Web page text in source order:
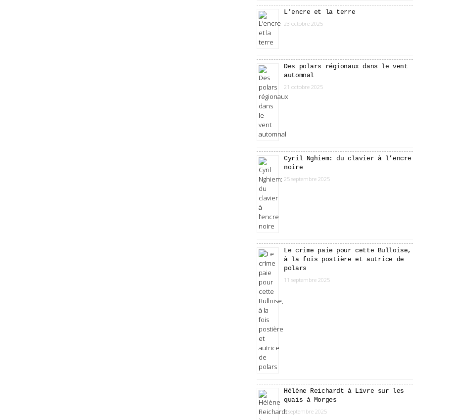
L’encre et la terre
23 octobre 2025
Des polars régionaux dans le vent
automnal
21 octobre 2025
Cyril Nghiem: du clavier à l’encre
noire
25 septembre 2025
Le crime paie pour cette Bulloise,
à la fois postière et autrice de
polars
11 septembre 2025
Hélène Reichardt à Livre sur les
quais à Morges
3 septembre 2025